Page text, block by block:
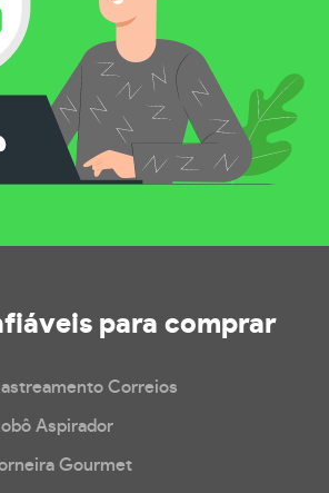
para comprar
Correios
Aspirador
Gourmet